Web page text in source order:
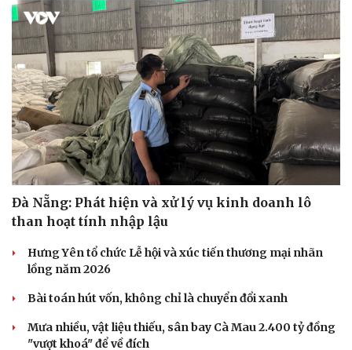
Đà Nẵng: Phát hiện và xử lý vụ kinh doanh lô
than hoạt tính nhập lậu
Hưng Yên tổ chức Lễ hội và xúc tiến thương mại nhãn
lồng năm 2026
Bài toán hút vốn, không chỉ là chuyển đổi xanh
Mưa nhiều, vật liệu thiếu, sân bay Cà Mau 2.400 tỷ đồng
"vượt khoá" để về đích